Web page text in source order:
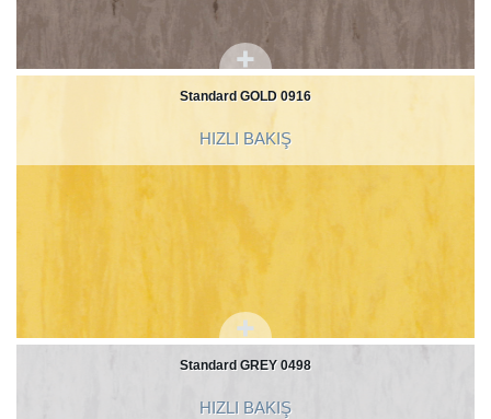
Standard GOLD 0916
HIZLI BAKIŞ
Standard GREY 0498
HIZLI BAKIŞ